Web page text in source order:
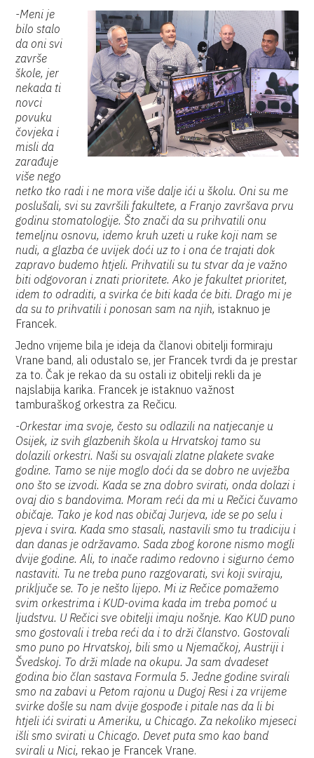
-Meni je
bilo stalo
da oni svi
završe
škole, jer
nekada ti
novci
povuku
čovjeka i
misli da
zarađuje
više nego
netko tko radi i ne mora više dalje ići u školu. Oni su me
poslušali, svi su završili fakultete, a Franjo završava prvu
godinu stomatologije. Što znači da su prihvatili onu
temeljnu osnovu, idemo kruh uzeti u ruke koji nam se
nudi, a glazba će uvijek doći uz to i ona će trajati dok
zapravo budemo htjeli. Prihvatili su tu stvar da je važno
biti odgovoran i znati prioritete. Ako je fakultet prioritet,
idem to odraditi, a svirka će biti kada će biti. Drago mi je
da su to prihvatili i ponosan sam na njih, istaknuo je
Francek.
Jedno vrijeme bila je ideja da članovi obitelji formiraju
Vrane band, ali odustalo se, jer Francek tvrdi da je prestar
za to. Čak je rekao da su ostali iz obitelji rekli da je
najslabija karika. Francek je istaknuo važnost
tamburaškog orkestra za Rečicu.
-Orkestar ima svoje, često su odlazili na natjecanje u
Osijek, iz svih glazbenih škola u Hrvatskoj tamo su
dolazili orkestri. Naši su osvajali zlatne plakete svake
godine. Tamo se nije moglo doći da se dobro ne uvježba
ono što se izvodi. Kada se zna dobro svirati, onda dolazi i
ovaj dio s bandovima. Moram reći da mi u Rečici čuvamo
običaje. Tako je kod nas običaj Jurjeva, ide se po selu i
pjeva i svira. Kada smo stasali, nastavili smo tu tradiciju i
dan danas je održavamo. Sada zbog korone nismo mogli
dvije godine. Ali, to inače radimo redovno i sigurno ćemo
nastaviti. Tu ne treba puno razgovarati, svi koji sviraju,
priključe se. To je nešto lijepo. Mi iz Rečice pomažemo
svim orkestrima i KUD-ovima kada im treba pomoć u
ljudstvu. U Rečici sve obitelji imaju nošnje. Kao KUD puno
smo gostovali i treba reći da i to drži članstvo. Gostovali
smo puno po Hrvatskoj, bili smo u Njemačkoj, Austriji i
Švedskoj. To drži mlade na okupu. Ja sam dvadeset
godina bio član sastava Formula 5. Jedne godine svirali
smo na zabavi u Petom rajonu u Dugoj Resi i za vrijeme
svirke došle su nam dvije gospođe i pitale nas da li bi
htjeli ići svirati u Ameriku, u Chicago. Za nekoliko mjeseci
išli smo svirati u Chicago. Devet puta smo kao band
svirali u Nici, rekao je Francek Vrane.